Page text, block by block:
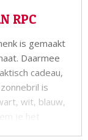
RPC
is gemaakt
Daarmee
cadeau,
is
wit, blauw,
je het